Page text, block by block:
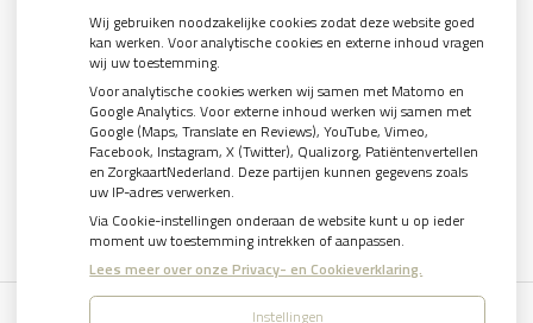
U heeft geen toestemming gegeven voorexterne
inhouddie nodig is om dit te zien.
Cookie-instellingen wijzigen
Wij gebruiken noodzakelijke cookies zodat deze website goed
kan werken. Voor analytische cookies en externe inhoud vragen
wij uw toestemming.
Voor analytische cookies werken wij samen met Matomo en
Google Analytics. Voor externe inhoud werken wij samen met
Google (Maps, Translate en Reviews), YouTube, Vimeo,
Facebook, Instagram, X (Twitter), Qualizorg, Patiëntenvertellen
en ZorgkaartNederland. Deze partijen kunnen gegevens zoals
uw IP-adres verwerken.
Via Cookie-instellingen onderaan de website kunt u op ieder
moment uw toestemming intrekken of aanpassen.
Lees meer over onze Privacy- en Cookieverklaring.
Instellingen